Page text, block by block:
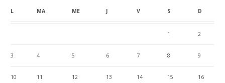
L MA ME J V S D
1 2
3 4 5 6 7 8 9
10 11 12 13 14 15 16